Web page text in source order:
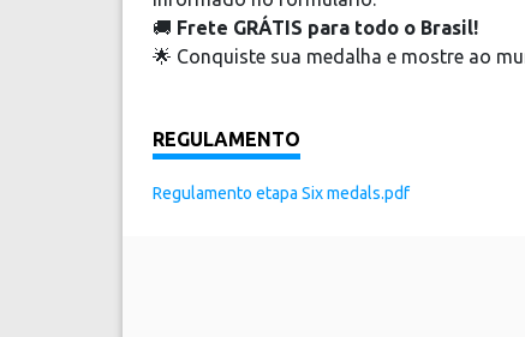
🚚 Frete GRÁTIS para todo o Brasil!
🌟 Conquiste sua medalha e mostre ao
REGULAMENTO
Regulamento etapa Six medals.pdf